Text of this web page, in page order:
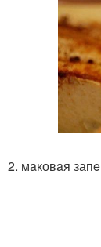
2. мaковaя